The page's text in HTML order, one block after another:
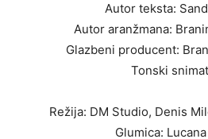
Autor teksta:
Autor aranžmana:
Glazbeni producent:
Tonski
Režija: DM Studio, Denis
Glumica: